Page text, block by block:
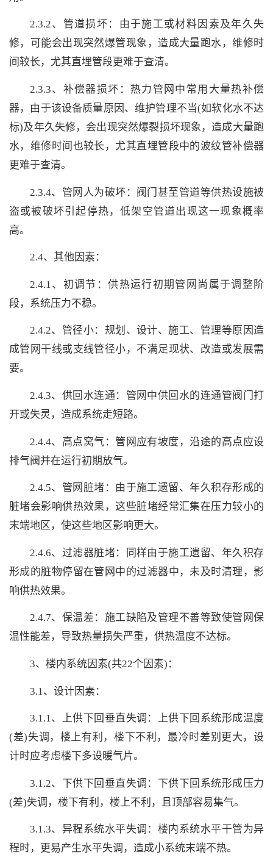
2.3.2、管道损坏：由于施工或材料因素及年久失
修，可能会出现突然爆管现象，造成大量跑水，维修时
间较长，尤其直埋管段更难于查清。
2.3.3、补偿器损坏：热力管网中常用大量热补偿
器，由于该设备质量原因、维护管理不当(如软化水不达
标)及年久失修，会出现突然爆裂损坏现象，造成大量跑
水，维修时间也较长，尤其直埋管段中的波纹管补偿器
更难于查清。
2.3.4、管网人为破坏：阀门甚至管道等供热设施被
盗或被破坏引起停热，低架空管道出现这一现象概率
高。
2.4、其他因素：
2.4.1、初调节：供热运行初期管网尚属于调整阶
段，系统压力不稳。
2.4.2、管径小：规划、设计、施工、管理等原因造
成管网干线或支线管径小，不满足现状、改造或发展需
要。
2.4.3、供回水连通：管网中供回水的连通管阀门打
开或失灵，造成系统走短路。
2.4.4、高点窝气：管网应有坡度，沿途的高点应设
排气阀并在运行初期放气。
2.4.5、管网脏堵：由于施工遗留、年久积存形成的
脏堵会影响供热效果，这些脏堵经常汇集在压力较小的
末端地区，使这些地区影响更大。
2.4.6、过滤器脏堵：同样由于施工遗留、年久积存
形成的脏物停留在管网中的过滤器中，未及时清理，影
响供热效果。
2.4.7、保温差：施工缺陷及管理不善等致使管网保
温性能差，导致热量损失严重，供热温度不达标。
3、楼内系统因素(共22个因素)：
3.1、设计因素：
3.1.1、上供下回垂直失调：上供下回系统形成温度
(差)失调，楼上有利，楼下不利，最冷时差别更大，设
计时应考虑楼下多设暖气片。
3.1.2、下供下回垂直失调：下供下回系统形成压力
(差)失调，楼下有利，楼上不利，且顶部容易集气。
3.1.3、异程系统水平失调：楼内系统水平干管为异
程时，更易产生水平失调，造成小系统末端不热。